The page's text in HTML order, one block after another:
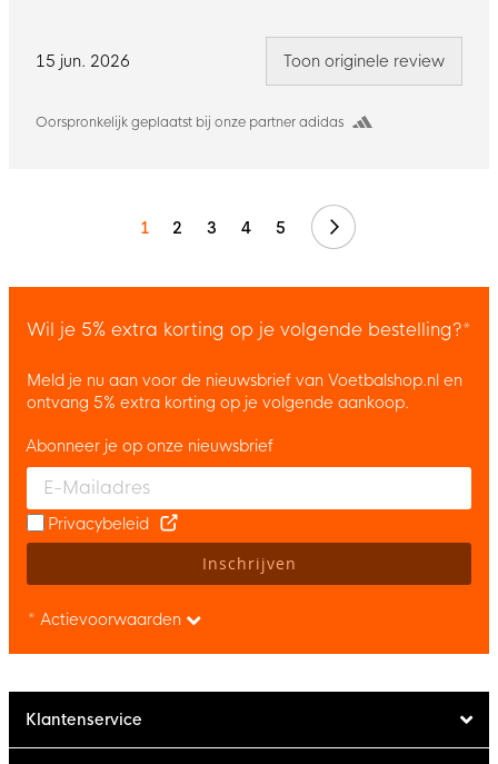
15 jun. 2026
Oorspronkelijk geplaatst bij onze partner adidas
Toon originele review
1 2 3 4 5 Volgende
Wil je 5% extra korting op je volgende bestelling?*
Meld je nu aan voor de nieuwsbrief van Voetbalshop.nl en
ontvang 5% extra korting op je volgende aankoop.
Enter your email and accept the privacy policy to subscribe to
Abonneer je op onze nieuwsbrief
Privacybeleid
Inschrijven
* Actievoorwaarden
Klantenservice